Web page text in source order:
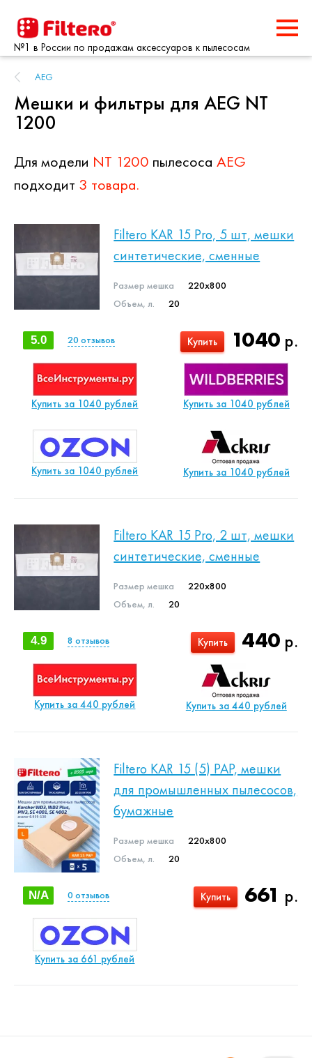
№1 в России по продажам аксессуаров к пылесосам
AEG
Мешки и фильтры для AEG NT
1200
Для модели NT 1200 пылесоса AEG
подходит 3 товара.
Filtero KAR 15 Pro, 5 шт, мешки
синтетические, сменные
Размер мешка
220x800
Объем, л.
20
1040 р.
Купить
5.0 20 отзывов
Купить за 1040 рублей Купить за 1040 рублей
Купить за 1040 рублей Купить за 1040 рублей
Filtero KAR 15 Pro, 2 шт, мешки
синтетические, сменные
Размер мешка
220x800
Объем, л.
20
440 р.
Купить
4.9 8 отзывов
Купить за 440 рублей Купить за 440 рублей
Filtero KAR 15 (5) PAP, мешки
для промышленных пылесосов,
бумажные
Размер мешка
220x800
Объем, л.
20
661 р.
Купить
N/A 0 отзывов
Купить за 661 рублей